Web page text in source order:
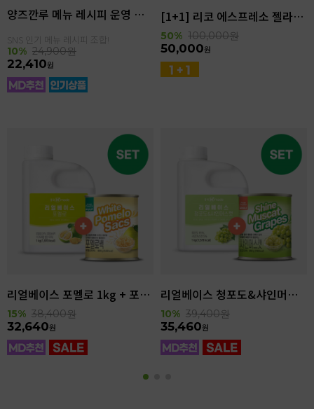
양즈깐루 메뉴 레시피 운영 세트
SNS 인기 메뉴 레시피 조합!
10% 24,900원
22,410원
[1+1] 리코 에스프레소 젤라또 4kg(4.6L)
50% 100,000원
50,000원
리얼베이스 포멜로 1kg + 포멜로쌕 850g SET
15% 38,400원
32,640원
리얼베이스 청포도&샤인머스캣 1kg + 샤인머스캣 850g SET
10% 39,400원
35,460원